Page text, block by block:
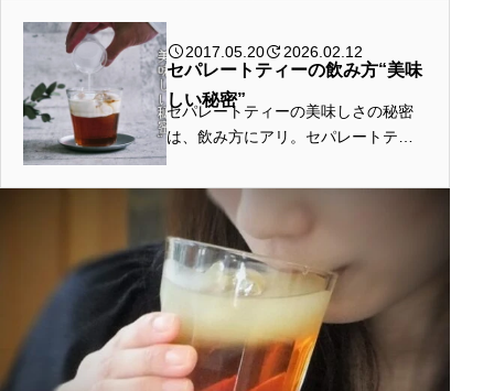
2017.05.20 2026.02.12
セパレートティーの飲み方“美味
しい秘密”
セパレートティーの美味しさの秘密
は、飲み方にアリ。セパレートティ
状態で、グラスから直接飲む』これ
がおいしい飲み方